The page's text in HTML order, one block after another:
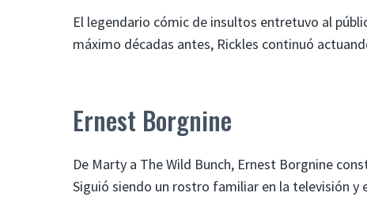
El legendario cómic de insultos entretuvo al
máximo décadas antes, Rickles continuó
Ernest Borgnine
De Marty a The Wild Bunch, Ernest Borgnine
Siguió siendo un rostro familiar en la televisión y